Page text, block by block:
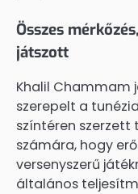
Összes
játszott
Khalil Chammam
szerepelt a
színtéren
számára, hogy
versenyszerű
általános